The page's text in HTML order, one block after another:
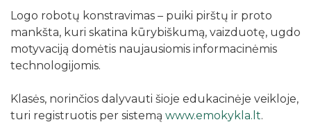
Logo robotų konstravimas – puiki pirštų ir proto
mankšta, kuri skatina kūrybiškumą, vaizduotę, ugdo
motyvaciją domėtis naujausiomis informacinėmis
technologijomis.
Klasės, norinčios dalyvauti šioje edukacinėje veikloje,
turi registruotis per sistemą www.emokykla.lt.